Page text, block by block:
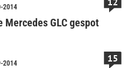
2014
Mercedes GLC gespot
2014 15